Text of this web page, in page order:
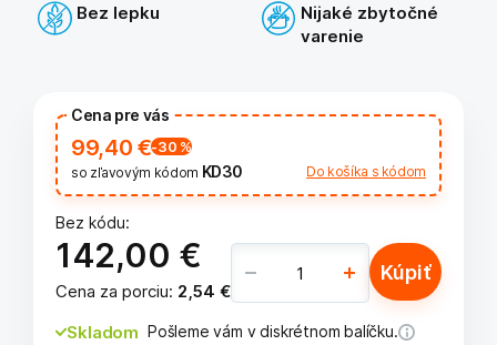
Bez lepku
Nijaké zbytočné
varenie
Cena pre vás
99,40 €-30 %
so zľavovým kódom KD30 Do košíka s kódom
Bez kódu:
142,00 €
Cena za porciu: 2,54 €
Kúpiť
Skladom Pošleme vám v diskrétnom balíčku.